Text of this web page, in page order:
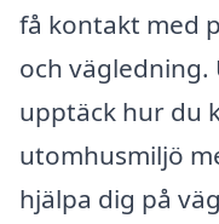
få kontakt med
och
upptäck hur du
utomhusmiljö
hjälpa dig på